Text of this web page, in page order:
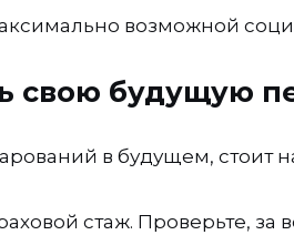
возможной
свою будущую
в будущем, стоит
стаж. Проверьте,